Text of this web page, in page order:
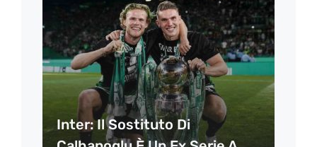
Inter: Il Sostituto Di